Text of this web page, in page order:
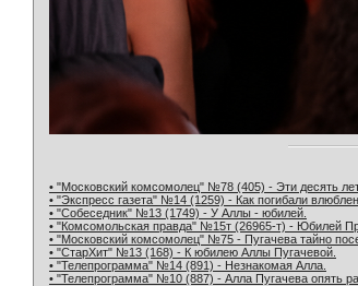
• "Московский комсомолец" №78 (405) - Эти десять
• "Экспресс газета" №14 (1259) - Как погибали
• "Собеседник" №13 (1749) - У Аллы - юбилей.
• "Комсомольская правда" №15т (26965-т) - Юбилей
• "Московский комсомолец" №75 - Пугачева тайно
• "СтарХит" №13 (168) - К юбилею Аллы Пугачевой.
• "Телепрограмма" №14 (891) - Незнакомая Алла.
• "Телепрограмма" №10 (887) - Алла Пугачева опять